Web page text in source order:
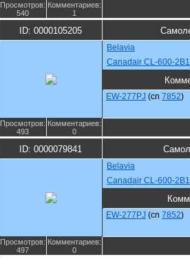
Просмотров:
540
Комментариев:
1
ID: 0000105205
Belavia
Canadair CL-600-
EW-277PJ (cn 7852)
Просмотров:
493
Комментариев:
0
ID: 0000079841
Belavia
Canadair CL-600-
EW-277PJ (cn 7852)
Просмотров:
497
Комментариев:
0